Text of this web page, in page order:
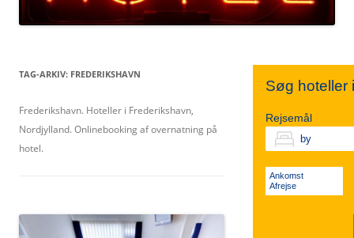
HOVEDBANEGÅRDEN
KØBENHAVN V.
KØBENHAVN K.
VESTSJÆLLAND
ÅLBORG
MIDTJYLLAND
VESTJYLLAND
TAG-ARKIV: FREDERIKSHAVN
Frederikshavn. Hoteller i Frederikshavn,
Nordjylland. Onlinebooking af overnatning på
hotel.
Søg hoteller
Rejsemål
Ankomst
Afrejse